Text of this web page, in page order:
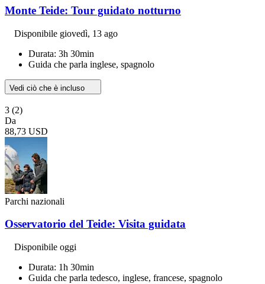
Monte Teide: Tour guidato notturno
Disponibile giovedì, 13 ago
Durata: 3h 30min
Guida che parla inglese, spagnolo
Vedi ciò che è incluso
3 (2)
Da
88,73 USD
Parchi nazionali
Osservatorio del Teide: Visita guidata
Disponibile oggi
Durata: 1h 30min
Guida che parla tedesco, inglese, francese, spagnolo